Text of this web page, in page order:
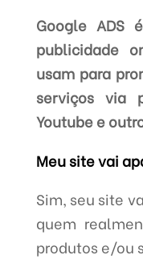
Google ADS
publicidade
usam para
serviços via
Youtube e
Meu site vai
Sim, seu site
quem
produtos e/ou